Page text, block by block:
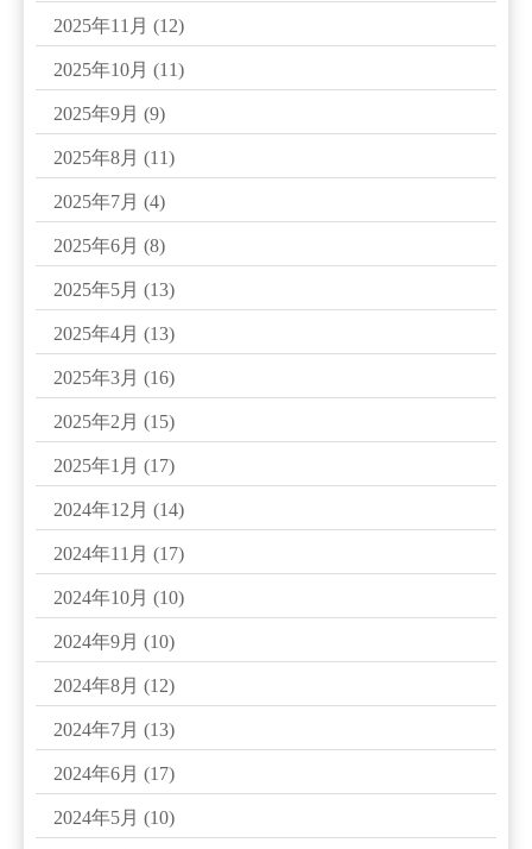
2025年11月 (12)
2025年10月 (11)
2025年9月 (9)
2025年8月 (11)
2025年7月 (4)
2025年6月 (8)
2025年5月 (13)
2025年4月 (13)
2025年3月 (16)
2025年2月 (15)
2025年1月 (17)
2024年12月 (14)
2024年11月 (17)
2024年10月 (10)
2024年9月 (10)
2024年8月 (12)
2024年7月 (13)
2024年6月 (17)
2024年5月 (10)